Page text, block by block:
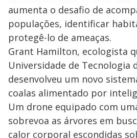
aumenta o desafio de
populações, identificar
protegê-lo de ameaças.
Grant Hamilton, ecologista
Universidade de Tecnologia
desenvolveu um novo
coalas alimentado por
Um drone equipado com
sobrevoa as árvores em
calor corporal escondidas